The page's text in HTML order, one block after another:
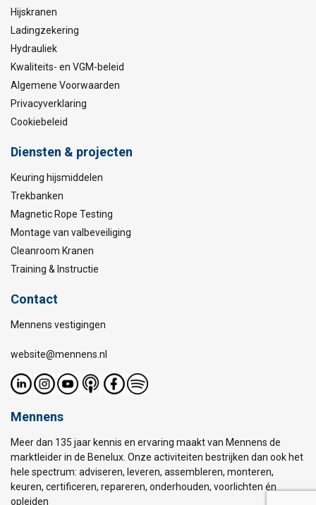
Hijskranen
Ladingzekering
Hydrauliek
Kwaliteits- en VGM-beleid
Algemene Voorwaarden
Privacyverklaring
Cookiebeleid
Diensten & projecten
Keuring hijsmiddelen
Trekbanken
Magnetic Rope Testing
Montage van valbeveiliging
Cleanroom Kranen
Training & Instructie
Contact
Mennens vestigingen
website@mennens.nl
Mennens
Meer dan 135 jaar kennis en ervaring maakt van Mennens de
marktleider in de Benelux. Onze activiteiten bestrijken dan ook het
hele spectrum: adviseren, leveren, assembleren, monteren,
keuren, certificeren, repareren, onderhouden, voorlichten én
opleiden